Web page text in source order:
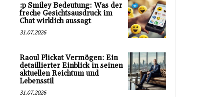
:p Smiley Bedeutung: Was der
freche Gesichtsausdruck im
Chat wirklich aussagt
31.07.2026
Raoul Plickat Vermögen: Ein
detaillierter Einblick in seinen
aktuellen Reichtum und
Lebensstil
31.07.2026